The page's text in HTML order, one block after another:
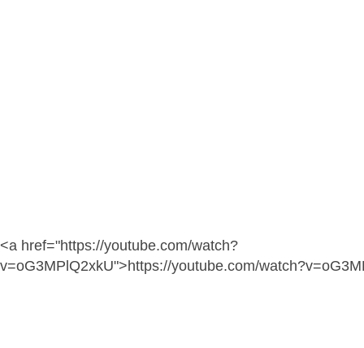
<a href="https://youtube.com/watch?
v=oG3MPlQ2xkU">https://youtube.com/